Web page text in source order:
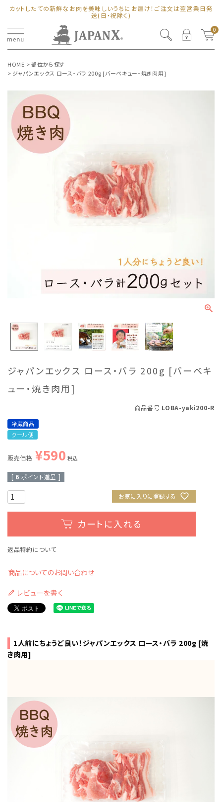
カットしたての新鮮なお肉を美味しいうちにお届け！ご注文は翌営業日発
送(日・祝除く)
0
HOME
部位から探す
ジャパンエックス ロース・バラ 200g [バーベキュー・焼き肉用]
ジャパンエックス ロース・バラ 200g [バーベキ
ュー・焼き肉用]
商品番号 LOBA-yaki200-R
冷蔵商品
クール便
販売価格 ¥590 税込
[ 6 ポイント進呈 ]
お気に入りに登録する
カートに入れる
返品特約について
商品についてのお問い合わせ
レビューを書く
1人前にちょうど良い！ジャパンエックス ロース・バラ 200g [焼
き肉用]